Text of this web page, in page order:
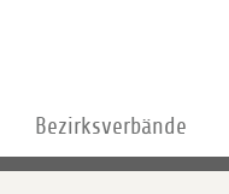
Bezirksverbände